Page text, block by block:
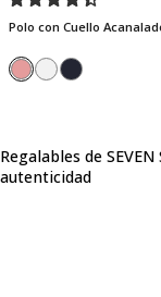
Polo con Cuello
Regalables de
autenticidad